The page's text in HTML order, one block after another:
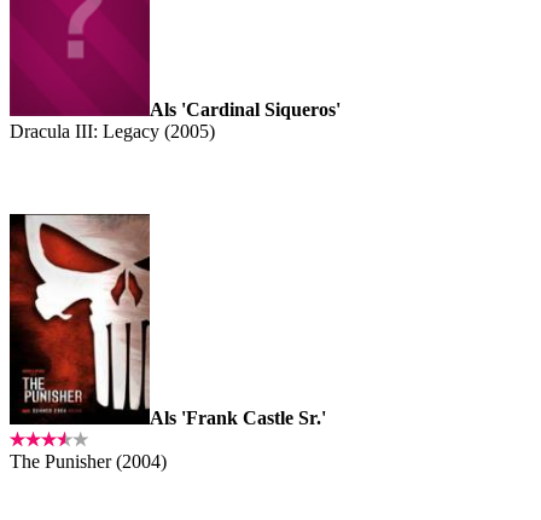
Als 'Cardinal Siqueros'
Dracula III: Legacy (2005)
Als 'Frank Castle Sr.'
The Punisher (2004)